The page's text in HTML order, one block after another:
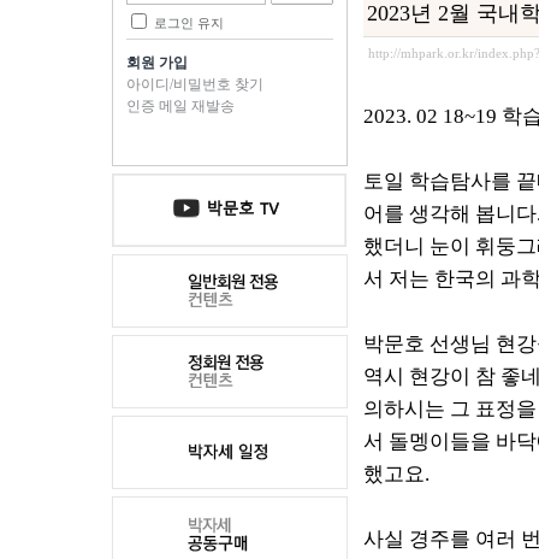
로그인 유지
회원 가입
아이디/비밀번호 찾기
인증 메일 재발송
2023년 2월 국내
http://mhpark.or.kr/
2023. 02 18~19 학
토일 학습탐사를
어를 생각해 봅니
했더니 눈이 휘둥
서 저는 한국의 과
박문호 선생님 현
역시 현강이 참 좋
의하시는 그 표정
서 돌멩이들을 바
했고요.
사실 경주를 여러